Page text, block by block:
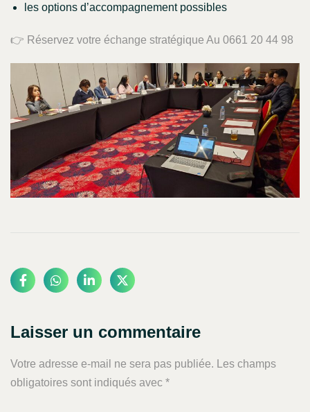
les options d’accompagnement possibles
👉 Réservez votre échange stratégique Au 0661 20 44 98
Laisser un commentaire
Votre adresse e-mail ne sera pas publiée.
Les champs
obligatoires sont indiqués avec *